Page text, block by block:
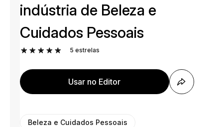
indústria de Beleza e
Cuidados Pessoais
5 estrelas
Usar no Editor
Beleza e Cuidados Pessoais